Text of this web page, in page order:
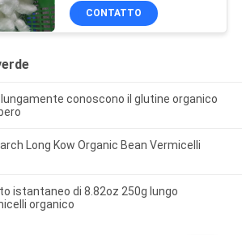
CONTATTO
conoscono il glutine organico
Long Kow Organic Bean Vermicelli
istantaneo di 8.82oz 250g lungo
organico